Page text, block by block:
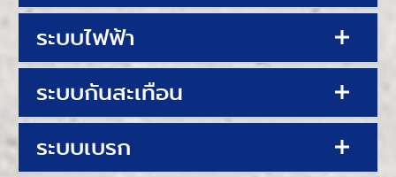
ระบบไฟฟ้า
ระบบกันสะเทือน
ระบบเบรก